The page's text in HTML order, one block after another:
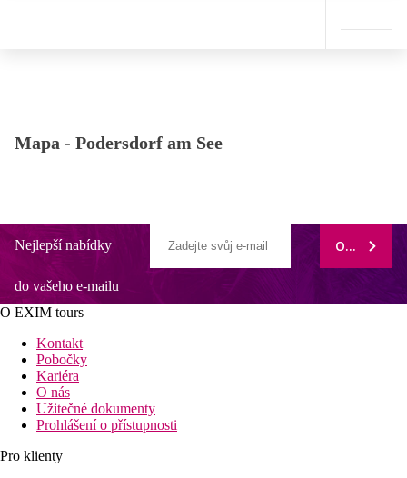
Mapa - Podersdorf am See
Nejlepší nabídky
do vašeho e-mailu
ODEBÍRAT
O EXIM tours
Kontakt
Pobočky
Kariéra
O nás
Užitečné dokumenty
Prohlášení o přístupnosti
Pro klienty